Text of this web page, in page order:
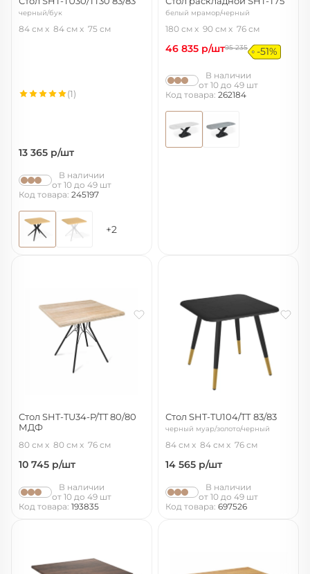
черный/бук
84 см 84 см 75 см
13 365 р/шт
(1)
В наличии
от 10 до 49 шт
Код товара: 245197
+2
белый мрамор/черный
180 см 90 см 76 см
46 835 р/шт95 235 -51%
В наличии
от 10 до 49 шт
Код товара: 262184
Стол SHT-TU34-P/TT 80/80
МДФ
светлый
80 см 80 см 76 см
10 745 р/шт
В наличии
от 10 до 49 шт
Код товара: 193835
Стол SHT-TU104/TТ 83/83
черный муар/золото/черный
84 см 84 см 76 см
14 565 р/шт
В наличии
от 10 до 49 шт
Код товара: 697526